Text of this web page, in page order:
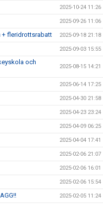
2025-10-24 11:26
2025-09-26 11:06
fleridrottsrabatt 2025-09-18 21:18
2025-09-03 15:55
och
2025-08-15 14:21
2025-06-14 17:25
2025-04-30 21:58
2025-04-23 23:24
2025-04-09 06:25
2025-04-04 17:41
2025-02-06 21:07
2025-02-06 16:01
2025-02-06 15:54
2025-02-05 11:24